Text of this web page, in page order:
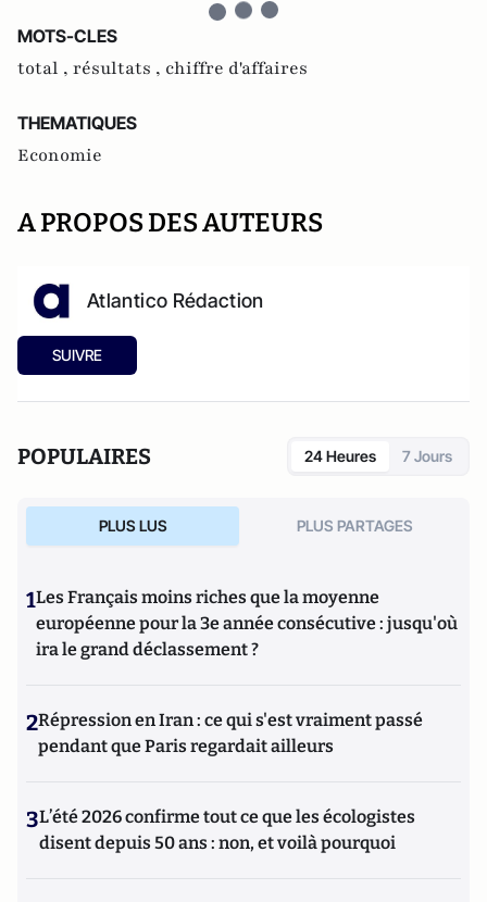
MOTS-CLES
total , résultats , chiffre d'affaires
THEMATIQUES
Economie
A PROPOS DES AUTEURS
Atlantico Rédaction
SUIVRE
POPULAIRES 24 Heures 7 Jours
PLUS LUS PLUS PARTAGES
1Les Français moins riches que la moyenne
européenne pour la 3e année consécutive : jusqu'où
ira le grand déclassement ?
2Répression en Iran : ce qui s'est vraiment passé
pendant que Paris regardait ailleurs
3L’été 2026 confirme tout ce que les écologistes
disent depuis 50 ans : non, et voilà pourquoi